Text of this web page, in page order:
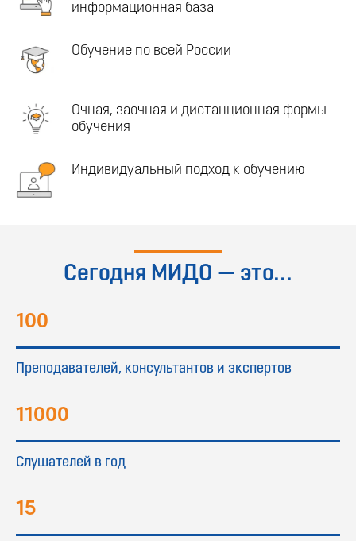
информационная база
Обучение по всей России
Очная, заочная и дистанционная формы
обучения
Индивидуальный подход к обучению
Сегодня МИДО — это...
100
Преподавателей, консультантов и экспертов
11000
Слушателей в год
15